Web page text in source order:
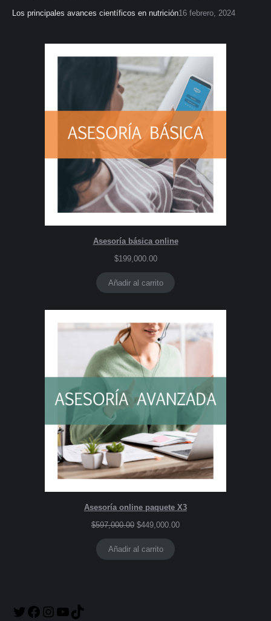
Los principales avances científicos en nutrición16 febrero, 2024
Asesoría básica online
$199,000.00
Añadir al carrito
Asesoría online paquete X3
$597,000.00 $449,000.00
Añadir al carrito